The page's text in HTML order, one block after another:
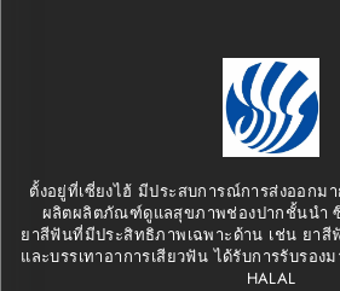
ตั้งอยู่ที่เซี่ยงไฮ้ มีประสบการณ์การส่งออกม
ผลิตผลิตภัณฑ์ดูแลสุขภาพช่องปากชั้นนำ
ยาสีฟันที่มีประสิทธิภาพเฉพาะด้าน เช่น ยา
และบรรเทาอาการเสียวฟัน ได้รับการรับรอง
HALAL